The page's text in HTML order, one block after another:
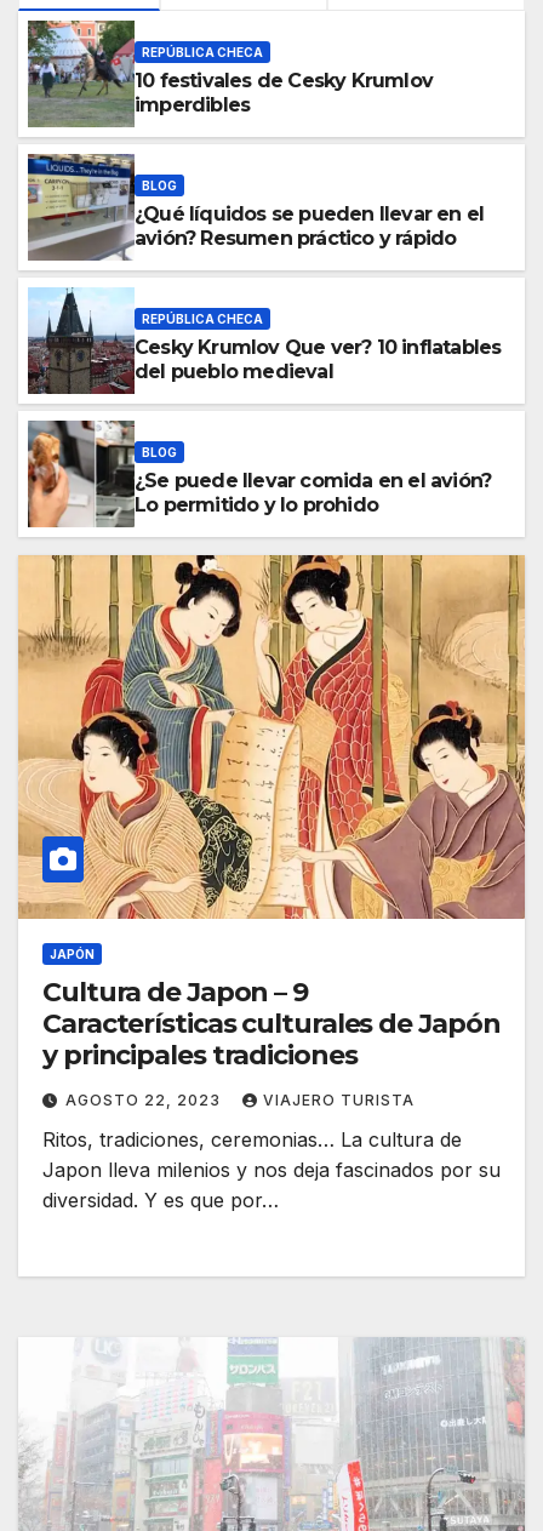
REPÚBLICA CHECA
10 festivales de Cesky Krumlov
imperdibles
BLOG
¿Qué líquidos se pueden llevar en el
avión? Resumen práctico y rápido
REPÚBLICA CHECA
Cesky Krumlov Que ver? 10 inflatables
del pueblo medieval
BLOG
¿Se puede llevar comida en el avión?
Lo permitido y lo prohido
JAPÓN
Cultura de Japon – 9
Características culturales de Japón
y principales tradiciones
AGOSTO 22, 2023 VIAJERO TURISTA
Ritos, tradiciones, ceremonias… La cultura de
Japon lleva milenios y nos deja fascinados por su
diversidad. Y es que por…